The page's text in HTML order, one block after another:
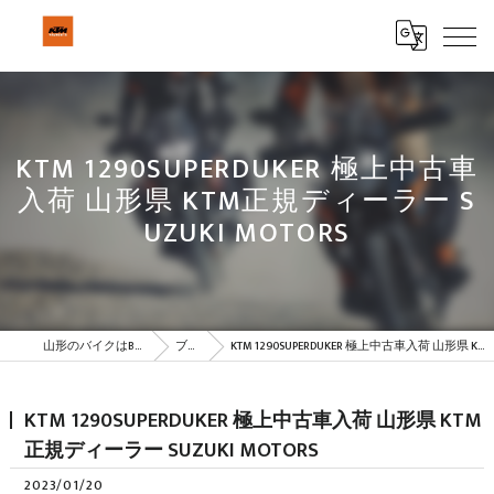
KTM 1290SUPERDUKER 極上中古車
入荷 山形県 KTM正規ディーラー S
UZUKI MOTORS
山形のバイクはBeSTAR株式会社 ブログ KTM 1290SUPERDUKER 極上中古車入荷 山形県 KTM正規ディーラー SUZUKI MOTORS
KTM 1290SUPERDUKER 極上中古車入荷 山形県 KTM
正規ディーラー SUZUKI MOTORS
2023/01/20